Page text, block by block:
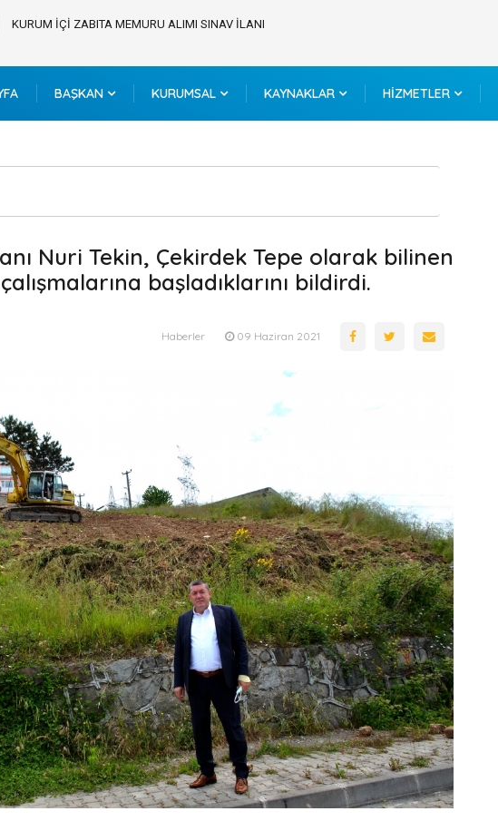
KURUM İÇİ ZABITA MEMURU ALIMI SINAV İLANI
BAŞKAN KURUMSAL KAYNAKLAR HİZMETLER
Nuri Tekin, Çekirdek Tepe olarak bilinen
başladıklarını bildirdi.
Haberler 09 Haziran 2021